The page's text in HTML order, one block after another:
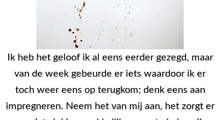
Ik heb het geloof ik al eens eerder gezegd, maar
van de week gebeurde er iets waardoor ik er
toch weer eens op terugkom; denk eens aan
impregneren. Neem het van mij aan, het zorgt er